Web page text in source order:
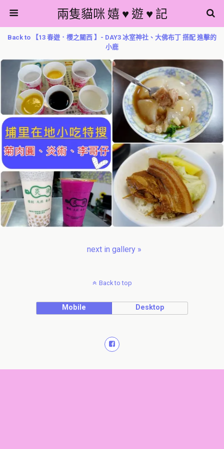
兩隻貓咪 嬉 ♥ 遊 ♥ 記
Back to 【13 春遊．櫻之關西 】- DAY3 冰室神社、大佛布丁 搭配 進擊的
小鹿
next in gallery »
Back to top
Mobile Desktop